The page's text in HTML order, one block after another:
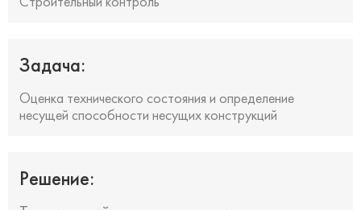
Задача:
Оценка технического состояния и определение
несущей способности несущих конструкций
Решение: